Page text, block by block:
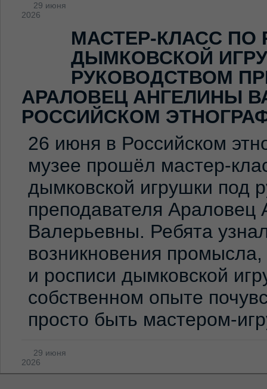
29 июня
2026
МАСТЕР-КЛАСС ПО
ДЫМКОВСКОЙ
РУКОВОДСТВОМ
АРАЛОВЕЦ АНГЕЛИНЫ
РОССИЙСКОМ
26 июня в Российском
музее прошёл мастер-
дымковской игрушки под
преподавателя Араловец
Валерьевны. Ребята
возникновения
и росписи дымковской
собственном опыте
просто быть мастером-
29 июня
2026